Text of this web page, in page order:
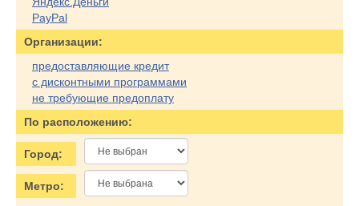
PayPal
Организации:
предоставляющие кредит
с дисконтными программами
не требующие предоплату
По расположению:
Город:
Метро: